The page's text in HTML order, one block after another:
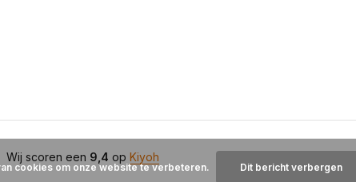
Wij scoren een 9,4 op Kiyoh
cookies om onze website te verbeteren. Dit bericht verbergen